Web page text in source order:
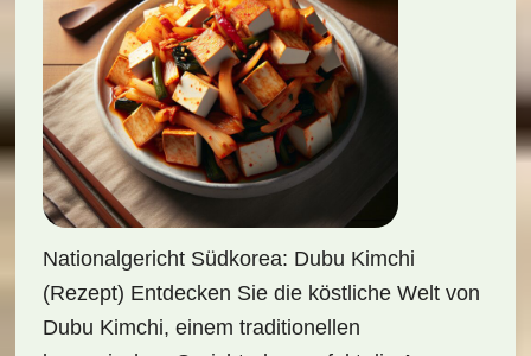
Nationalgericht Südkorea: Dubu Kimchi
(Rezept) Entdecken Sie die köstliche Welt von
Dubu Kimchi, einem traditionellen